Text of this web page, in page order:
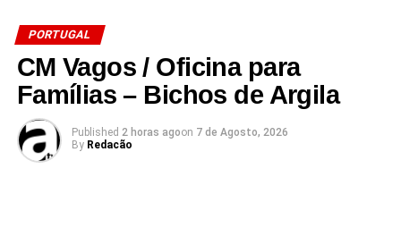
espaço público, contribuindo, desta forma, para uma
imagem urbana mais cuidada, moderna e funcional.
Source link
PORTUGAL
CM Vagos / Oficina para
Famílias – Bichos de Argila
Published 2 horas agoon 7 de Agosto, 2026
By Redacão